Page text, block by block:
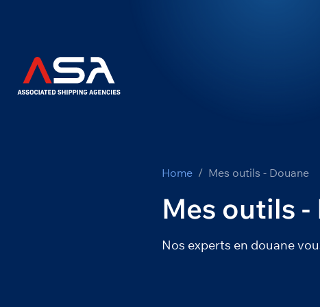
Home Mes outils - Douane
Mes outils -
Nos experts en douane